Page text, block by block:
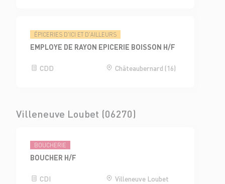
ÉPICERIES D'ICI ET D'AILLEURS
EMPLOYE DE RAYON EPICERIE BOISSON H/F
CDD Châteaubernard (16)
Villeneuve Loubet (06270)
BOUCHERIE
BOUCHER H/F
CDI
Villeneuve Loubet